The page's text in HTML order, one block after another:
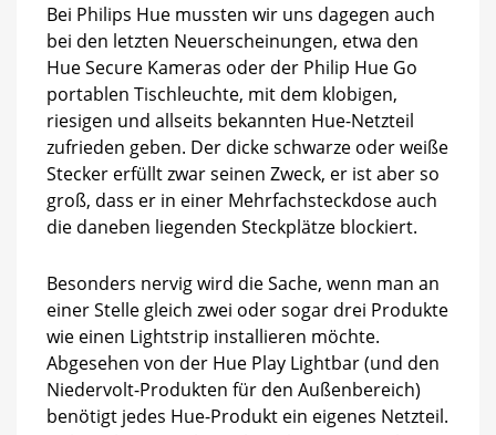
Bei Philips Hue mussten wir uns dagegen auch
bei den letzten Neuerscheinungen, etwa den
Hue Secure Kameras oder der Philip Hue Go
portablen Tischleuchte, mit dem klobigen,
riesigen und allseits bekannten Hue-Netzteil
zufrieden geben. Der dicke schwarze oder weiße
Stecker erfüllt zwar seinen Zweck, er ist aber so
groß, dass er in einer Mehrfachsteckdose auch
die daneben liegenden Steckplätze blockiert.
Besonders nervig wird die Sache, wenn man an
einer Stelle gleich zwei oder sogar drei Produkte
wie einen Lightstrip installieren möchte.
Abgesehen von der Hue Play Lightbar (und den
Niedervolt-Produkten für den Außenbereich)
benötigt jedes Hue-Produkt ein eigenes Netzteil.